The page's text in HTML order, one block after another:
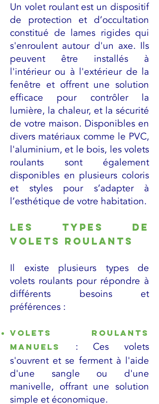
Un volet roulant est un dispositif
de protection et d’occultation
constitué de lames rigides qui
s'enroulent autour d'un axe. Ils
peuvent être installés à
l'intérieur ou à l'extérieur de la
fenêtre et offrent une solution
efficace pour contrôler la
lumière, la chaleur, et la sécurité
de votre maison. Disponibles en
divers matériaux comme le PVC,
l'aluminium, et le bois, les volets
roulants sont également
disponibles en plusieurs coloris
et styles pour s’adapter à
l’esthétique de votre habitation.
Les types de
volets roulants
Il existe plusieurs types de
volets roulants pour répondre à
différents besoins et
préférences :
Volets roulants
manuels
: Ces volets
s'ouvrent et se ferment à l'aide
d'une sangle ou d'une
manivelle, offrant une solution
simple et économique.